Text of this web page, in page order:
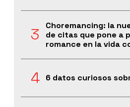
Choremancing: la
de citas que pone a
romance en la vida
6 datos curiosos